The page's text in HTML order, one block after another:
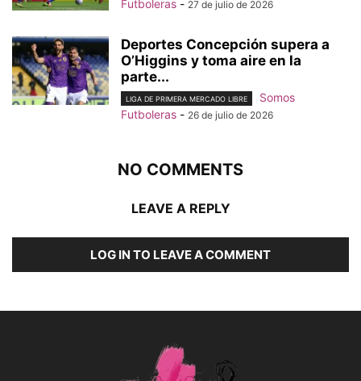
Futboleras - 27 de julio de 2026
Deportes Concepción supera a
O’Higgins y toma aire en la
parte...
LIGA DE PRIMERA MERCADO LIBRE
Somos
Futboleras - 26 de julio de 2026
NO COMMENTS
LEAVE A REPLY
LOG IN TO LEAVE A COMMENT